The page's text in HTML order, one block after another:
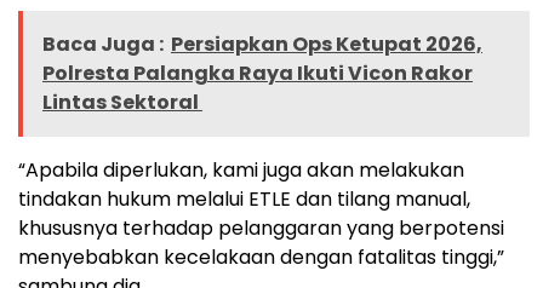
Baca Juga : Persiapkan Ops Ketupat 2026,
Polresta Palangka Raya Ikuti Vicon Rakor
Lintas Sektoral
“Apabila diperlukan, kami juga akan melakukan
tindakan hukum melalui ETLE dan tilang manual,
khususnya terhadap pelanggaran yang berpotensi
menyebabkan kecelakaan dengan fatalitas tinggi,”